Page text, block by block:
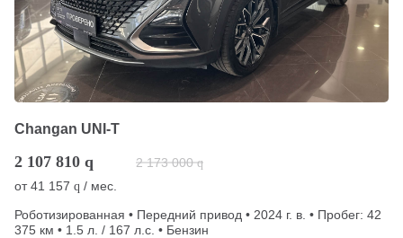
Changan UNI-T
2 107 810 q 2 173 000 q
от41 157 q / мес.
Роботизированная • Передний привод • 2024 г. в. • Пробег: 42
375 км • 1.5 л. / 167 л.с. • Бензин